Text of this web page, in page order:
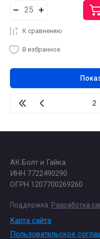
К сравнению
В избранное
2
АК Болт и Гайка
ИНН 7722490290
ОГРН 1207700269260
Поддержка. Разработка
Карта сайта
Пользовательское